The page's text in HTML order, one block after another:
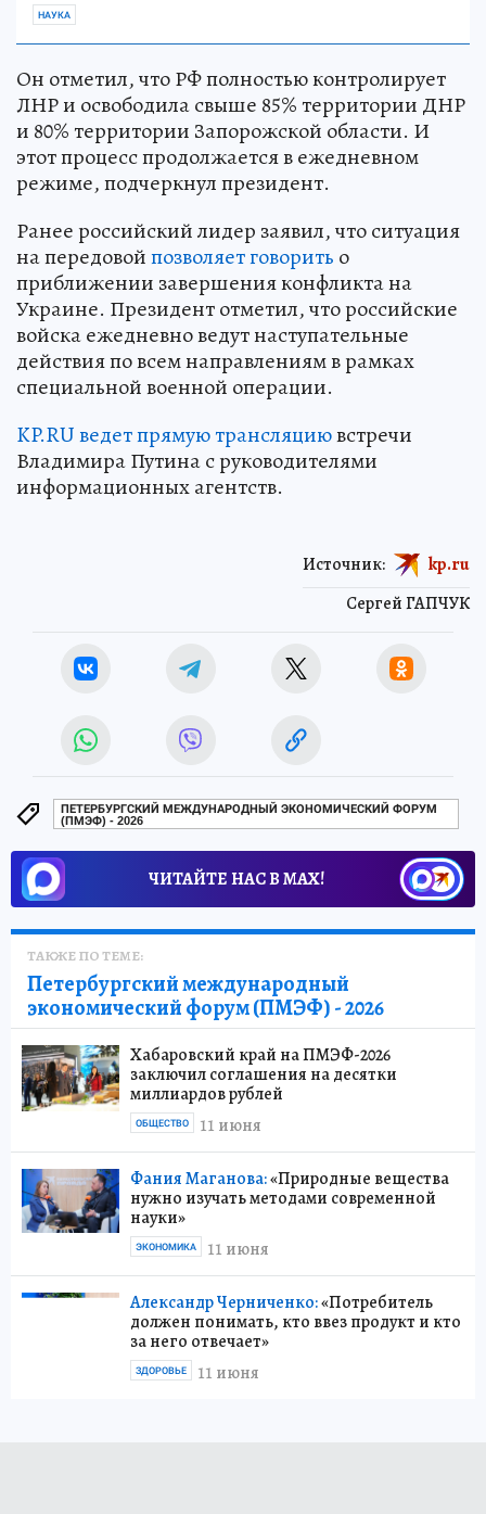
НАУКА
Он отметил, что РФ полностью контролирует
ЛНР и освободила свыше 85% территории ДНР
и 80% территории Запорожской области. И
этот процесс продолжается в ежедневном
режиме, подчеркнул президент.
Ранее российский лидер заявил, что ситуация
на передовойпозволяет говорить о
приближении завершения конфликта на
Украине. Президент отметил, что российские
войска ежедневно ведут наступательные
действия по всем направлениям в рамках
специальной военной операции.
KP.RU ведет прямую трансляциювстречи
Владимира Путина с руководителями
информационных агентств.
Сергей ГАПЧУК
Источник: kp.ru
ПЕТЕРБУРГСКИЙ МЕЖДУНАРОДНЫЙ ЭКОНОМИЧЕСКИЙ ФОРУМ
(ПМЭФ) - 2026
ЧИТАЙТЕ НАС В МАХ!
ТАКЖЕ ПО ТЕМЕ:
Петербургский международный
экономический форум (ПМЭФ) - 2026
Хабаровский край на ПМЭФ-2026
заключил соглашения на десятки
миллиардов рублей
11 июня
ОБЩЕСТВО
Фания Маганова:«Природные вещества
нужно изучать методами современной
науки»
11 июня
ЭКОНОМИКА
Александр Черниченко:«Потребитель
должен понимать, кто ввез продукт и кто
за него отвечает»
11 июня
ЗДОРОВЬЕ